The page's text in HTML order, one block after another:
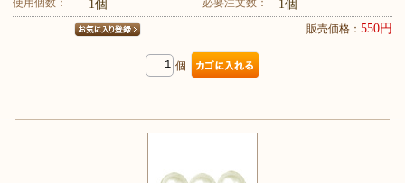
使用個数： 1個 必要注文数： 1個
販売価格： 550円
個